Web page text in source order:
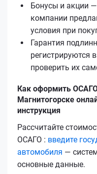
Бонусы и акции
компании
условия при
Гарантия
регистрируются
проверить их
Как оформить
Магнитогорске
инструкция
Рассчитайте
ОСАГО : введите
автомобиля —
основные данные.